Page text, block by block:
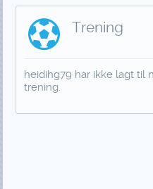
Trening
heidihg79 har ikke lagt til
trening.